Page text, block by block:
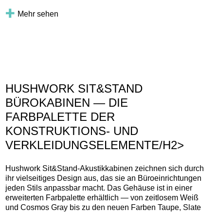
Mehr sehen
HUSHWORK SIT&STAND
BÜROKABINEN — DIE
FARBPALETTE DER
KONSTRUKTIONS- UND
VERKLEIDUNGSELEMENTE/H2>
Hushwork Sit&Stand-Akustikkabinen zeichnen sich durch
ihr vielseitiges Design aus, das sie an Büroeinrichtungen
jeden Stils anpassbar macht. Das Gehäuse ist in einer
erweiterten Farbpalette erhältlich — von zeitlosem Weiß
und Cosmos Gray bis zu den neuen Farben Taupe, Slate